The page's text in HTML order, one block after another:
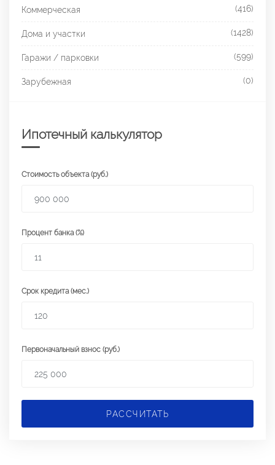
Коммерческая (416)
Дома и участки (1428)
Гаражи / парковки (599)
Зарубежная (0)
Ипотечный калькулятор
Стоимость объекта (руб.)
Процент банка (%)
Срок кредита (мес.)
Первоначальный взнос (руб.)
РАССЧИТАТЬ